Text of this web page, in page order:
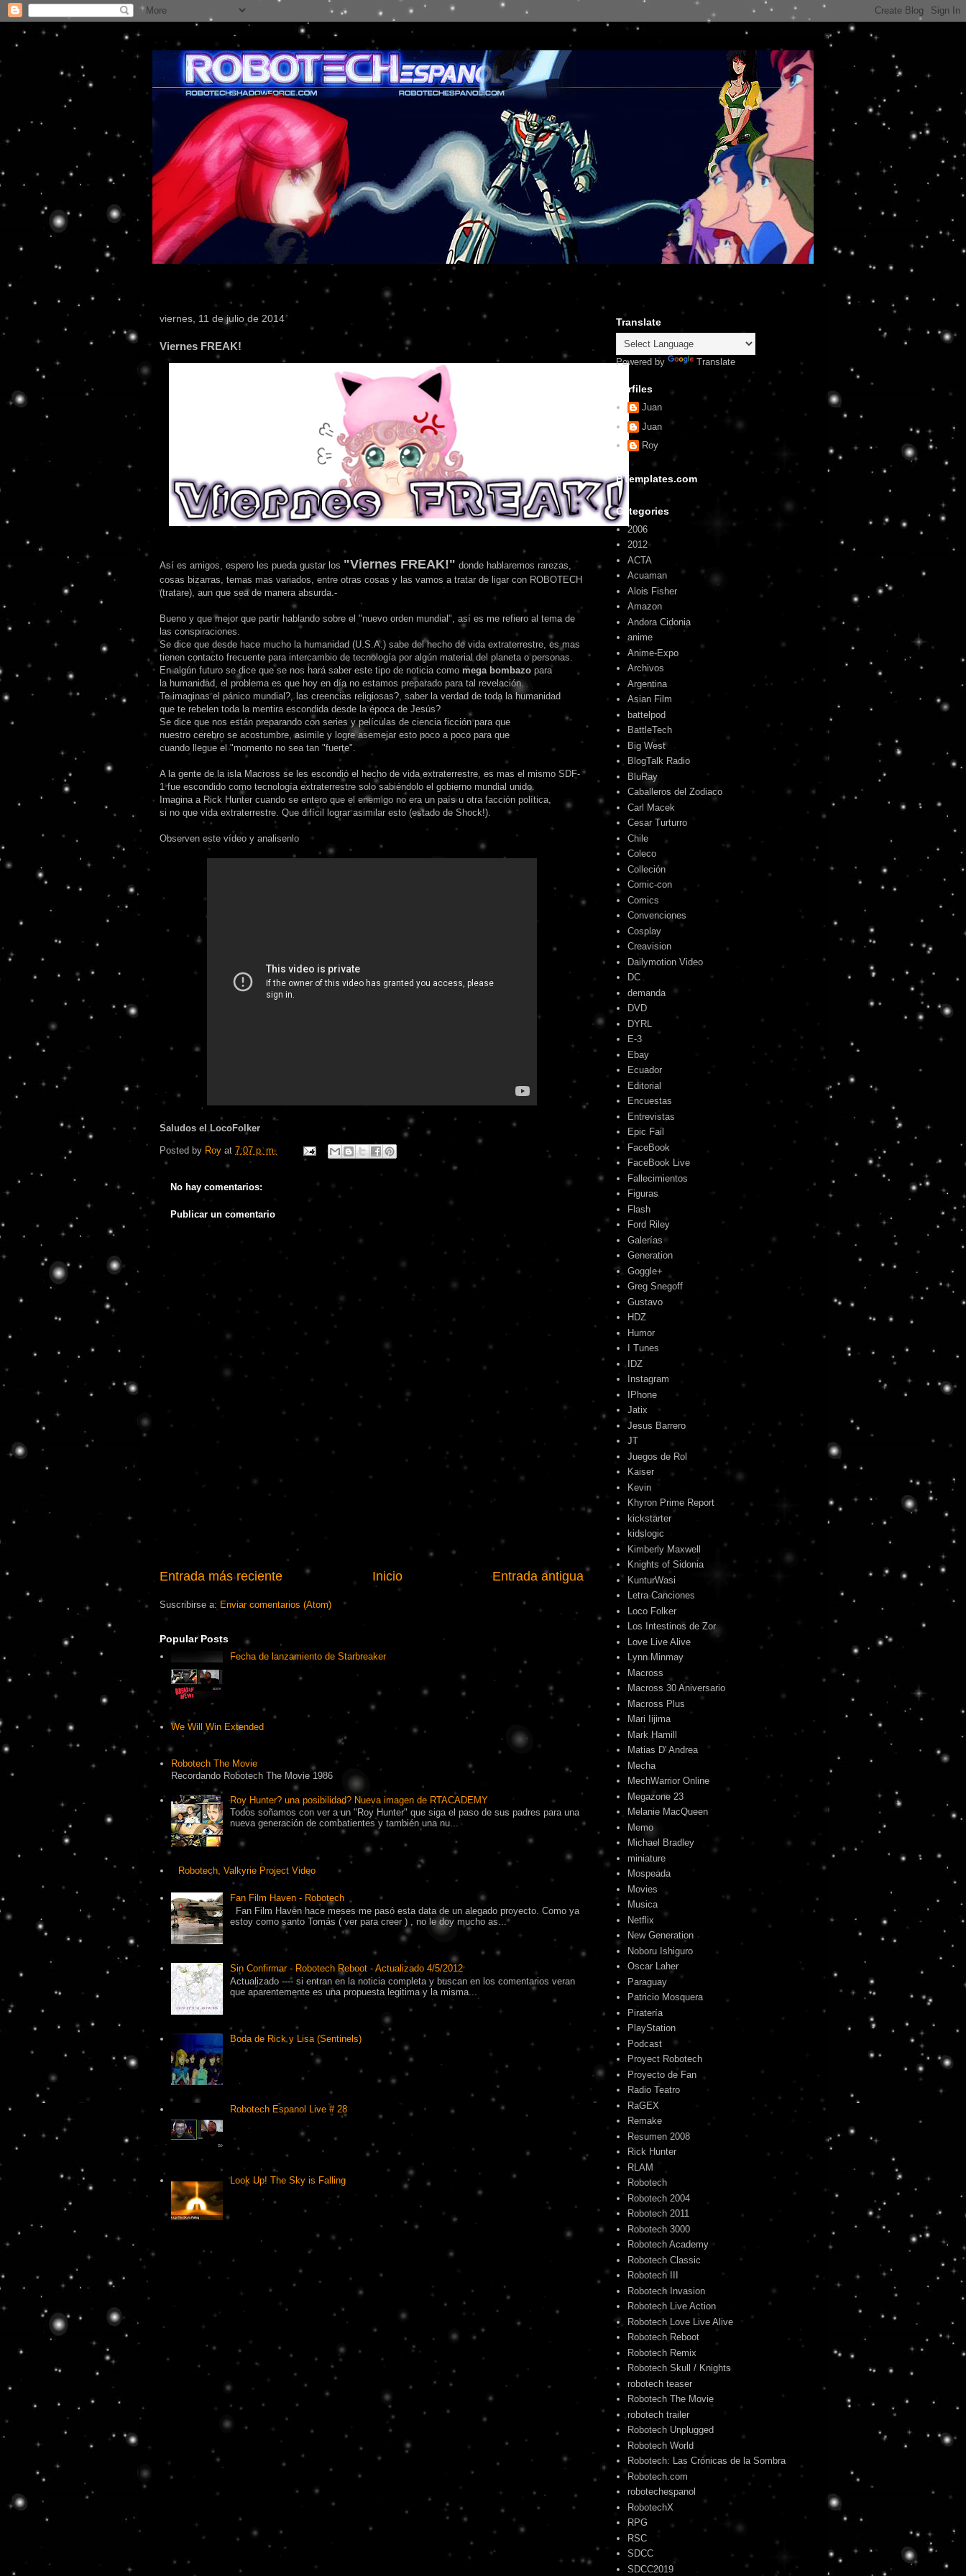
viernes, 11 de julio de 2014
Viernes FREAK!
Así es amigos, espero les pueda gustar los "Viernes FREAK!" donde hablaremos rarezas,
cosas bizarras, temas mas variados, entre otras cosas y las vamos a tratar de ligar con ROBOTECH
(tratare), aun que sea de manera absurda.-
Bueno y que mejor que partir hablando sobre el "nuevo orden mundial", así es me refiero al tema de
las conspiraciones.
Se dice que desde hace mucho la humanidad (U.S.A.) sabe del hecho de vida extraterrestre, es mas
tienen contacto frecuente para intercambio de tecnología por algún material del planeta o personas.
En algún futuro se dice que se nos hará saber este tipo de noticia como mega bombazo para
la humanidad, el problema es que hoy en día no estamos preparado para tal revelación.
Te imaginas el pánico mundial?, las creencias religiosas?, saber la verdad de toda la humanidad
que te rebelen toda la mentira escondida desde la época de Jesús?
Se dice que nos están preparando con series y películas de ciencia ficción para que
nuestro cerebro se acostumbre, asimile y logre asemejar esto poco a poco para que
cuando llegue el "momento no sea tan "fuerte".
A la gente de la isla Macross se les escondió el hecho de vida extraterrestre, es mas el mismo SDF-
1 fue escondido como tecnología extraterrestre solo sabiéndolo el gobierno mundial unido.
Imagina a Rick Hunter cuando se entero que el enemigo no era un país u otra facción política,
si no que vida extraterrestre. Que difícil lograr asimilar esto (estado de Shock!).
Observen este vídeo y analisenlo
Saludos el LocoFolker
Posted by Roy at 7:07 p. m.
No hay comentarios:
Publicar un comentario
Entrada más reciente Entrada antigua
Inicio
Suscribirse a: Enviar comentarios (Atom)
Popular Posts
Fecha de lanzamiento de Starbreaker
We Will Win Extended
Robotech The Movie
Recordando Robotech The Movie 1986
Roy Hunter? una posibilidad? Nueva imagen de RTACADEMY
Todos soñamos con ver a un "Roy Hunter" que siga el paso de sus padres para una
nueva generación de combatientes y también una nu...
Robotech, Valkyrie Project Video
Fan Film Haven - Robotech
Fan Film Haven hace meses me pasó esta data de un alegado proyecto. Como ya
estoy como santo Tomás ( ver para creer ) , no le doy mucho as...
Sin Confirmar - Robotech Reboot - Actualizado 4/5/2012
Actualizado ---- si entran en la noticia completa y buscan en los comentarios veran
que aparentemente es una propuesta legitima y la misma...
Boda de Rick y Lisa (Sentinels)
Robotech Espanol Live # 28
Look Up! The Sky is Falling
Translate
Powered by Translate
Perfiles
Juan
Juan
Roy
BTemplates.com
Categories
2006
2012
ACTA
Acuaman
Alois Fisher
Amazon
Andora Cidonia
anime
Anime-Expo
Archivos
Argentina
Asian Film
battelpod
BattleTech
Big West
BlogTalk Radio
BluRay
Caballeros del Zodiaco
Carl Macek
Cesar Turturro
Chile
Coleco
Colleción
Comic-con
Comics
Convenciones
Cosplay
Creavision
Dailymotion Video
DC
demanda
DVD
DYRL
E-3
Ebay
Ecuador
Editorial
Encuestas
Entrevistas
Epic Fail
FaceBook
FaceBook Live
Fallecimientos
Figuras
Flash
Ford Riley
Galerías
Generation
Goggle+
Greg Snegoff
Gustavo
HDZ
Humor
I Tunes
IDZ
Instagram
IPhone
Jatix
Jesus Barrero
JT
Juegos de Rol
Kaiser
Kevin
Khyron Prime Report
kickstarter
kidslogic
Kimberly Maxwell
Knights of Sidonia
KunturWasi
Letra Canciones
Loco Folker
Los Intestinos de Zor
Love Live Alive
Lynn Minmay
Macross
Macross 30 Aniversario
Macross Plus
Mari Iijima
Mark Hamill
Matias D' Andrea
Mecha
MechWarrior Online
Megazone 23
Melanie MacQueen
Memo
Michael Bradley
miniature
Mospeada
Movies
Musica
Netflix
New Generation
Noboru Ishiguro
Oscar Laher
Paraguay
Patricio Mosquera
Piratería
PlayStation
Podcast
Proyect Robotech
Proyecto de Fan
Radio Teatro
RaGEX
Remake
Resumen 2008
Rick Hunter
RLAM
Robotech
Robotech 2004
Robotech 2011
Robotech 3000
Robotech Academy
Robotech Classic
Robotech III
Robotech Invasion
Robotech Live Action
Robotech Love Live Alive
Robotech Reboot
Robotech Remix
Robotech Skull / Knights
robotech teaser
Robotech The Movie
robotech trailer
Robotech Unplugged
Robotech World
Robotech: Las Crónicas de la Sombra
Robotech.com
robotechespanol
RobotechX
RPG
RSC
SDCC
SDCC2019